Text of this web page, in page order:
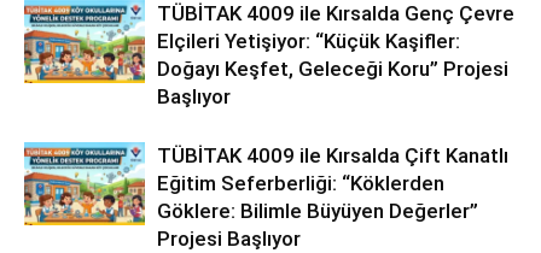
TÜBİTAK 4009 ile Kırsalda Genç Çevre
Elçileri Yetişiyor: “Küçük Kaşifler:
Doğayı Keşfet, Geleceği Koru” Projesi
Başlıyor
TÜBİTAK 4009 ile Kırsalda Çift Kanatlı
Eğitim Seferberliği: “Köklerden
Göklere: Bilimle Büyüyen Değerler”
Projesi Başlıyor